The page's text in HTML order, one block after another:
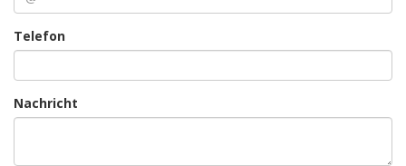
Telefon
Nachricht